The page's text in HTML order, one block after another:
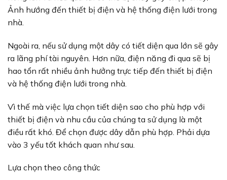
Ảnh hướng đến thiết bị điện và hệ thống điện lưới trong
nhà.
Ngoài ra, nếu sử dụng một dây có tiết diện qua lớn sẽ gây
ra lãng phí tài nguyên. Hơn nữa, điện năng đi qua sẽ bị
hao tổn rất nhiều ảnh hưởng trực tiếp đến thiết bị điện
và hệ thống điện lưới trong nhà.
Vì thế mà việc lựa chọn tiết diện sao cho phù hợp với
thiết bị điện và nhu cầu của chúng ta sử dụng là một
điều rất khó. Để chọn được dây dẫn phù hợp. Phải dựa
vào 3 yếu tốt khách quan như sau.
Lựa chọn theo công thức